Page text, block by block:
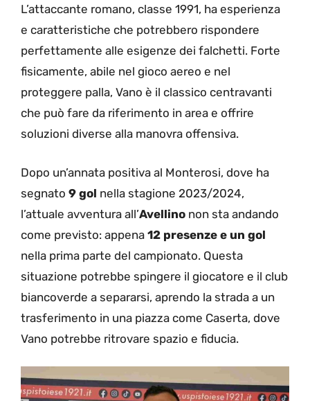
L’attaccante romano, classe 1991, ha esperienza
e caratteristiche che potrebbero rispondere
perfettamente alle esigenze dei falchetti. Forte
fisicamente, abile nel gioco aereo e nel
proteggere palla, Vano è il classico centravanti
che può fare da riferimento in area e offrire
soluzioni diverse alla manovra offensiva.
Dopo un’annata positiva al Monterosi, dove ha
segnato 9 gol nella stagione 2023/2024,
l’attuale avventura all’Avellino non sta andando
come previsto: appena 12 presenze e un gol
nella prima parte del campionato. Questa
situazione potrebbe spingere il giocatore e il club
biancoverde a separarsi, aprendo la strada a un
trasferimento in una piazza come Caserta, dove
Vano potrebbe ritrovare spazio e fiducia.